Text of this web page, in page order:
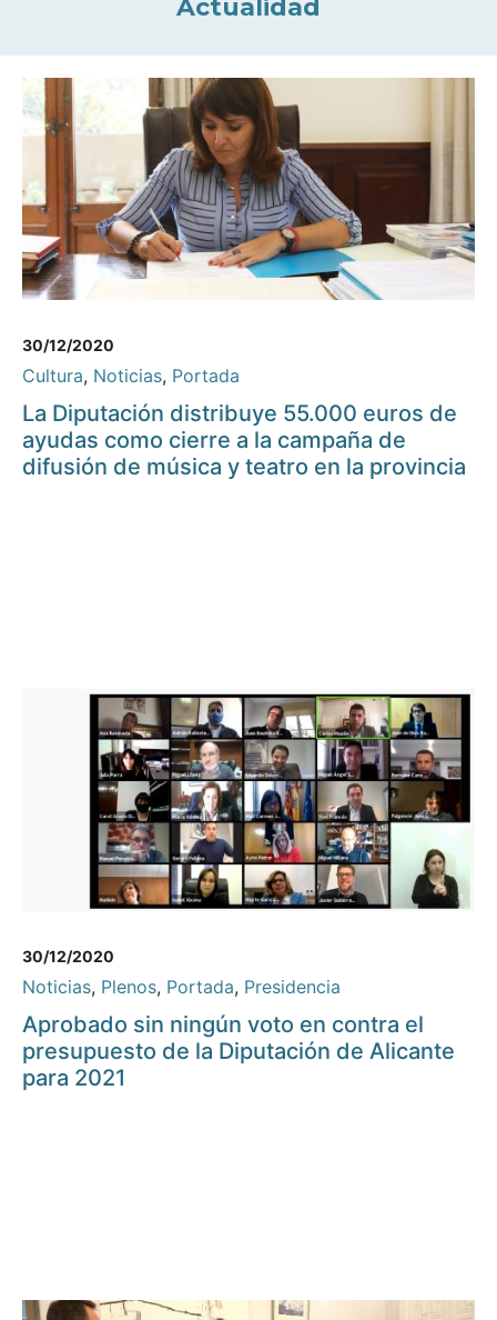
Actualidad
30/12/2020
Cultura, Noticias, Portada
La Diputación distribuye 55.000 euros de
ayudas como cierre a la campaña de
difusión de música y teatro en la provincia
30/12/2020
Noticias, Plenos, Portada, Presidencia
Aprobado sin ningún voto en contra el
presupuesto de la Diputación de Alicante
para 2021